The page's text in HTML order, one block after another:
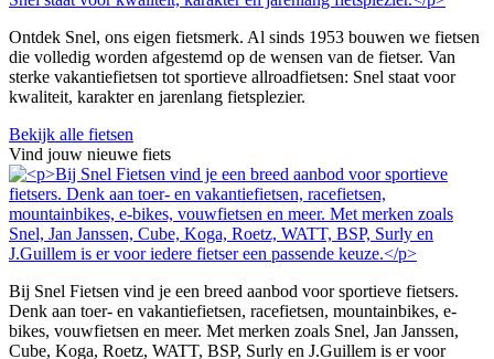
Ontdek Snel, ons eigen fietsmerk. Al sinds 1953 bouwen we fietsen
die volledig worden afgestemd op de wensen van de fietser. Van
sterke vakantiefietsen tot sportieve allroadfietsen: Snel staat voor
kwaliteit, karakter en jarenlang fietsplezier.
Bekijk alle fietsen
Vind jouw nieuwe fiets
Bij Snel Fietsen vind je een breed aanbod voor sportieve fietsers.
Denk aan toer- en vakantiefietsen, racefietsen, mountainbikes, e-
bikes, vouwfietsen en meer. Met merken zoals Snel, Jan Janssen,
Cube, Koga, Roetz, WATT, BSP, Surly en J.Guillem is er voor